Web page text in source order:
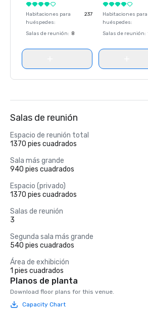
Habitaciones para
huéspedes:
237
Salas de reunión: 8
Habitaciones para
huéspedes:
Salas de reunión:
Salas de reunión
Espacio de reunión total
1370 pies cuadrados
Sala más grande
940 pies cuadrados
Espacio (privado)
1370 pies cuadrados
Salas de reunión
3
Segunda sala más grande
540 pies cuadrados
Área de exhibición
1 pies cuadrados
Planos de planta
Download floor plans for this venue.
Capacity Chart